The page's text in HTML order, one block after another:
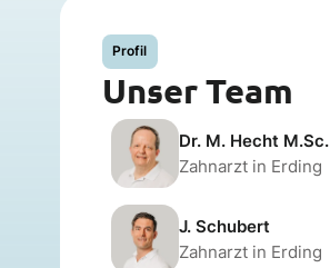
Profil
Unser Team
Dr. M. Hecht M.Sc.
Zahnarzt in Erding
J. Schubert
Zahnarzt in Erding